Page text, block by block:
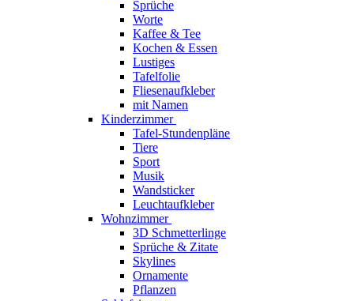
Sprüche
Worte
Kaffee & Tee
Kochen & Essen
Lustiges
Tafelfolie
Fliesenaufkleber
mit Namen
Kinderzimmer
Tafel-Stundenpläne
Tiere
Sport
Musik
Wandsticker
Leuchtaufkleber
Wohnzimmer
3D Schmetterlinge
Sprüche & Zitate
Skylines
Ornamente
Pflanzen